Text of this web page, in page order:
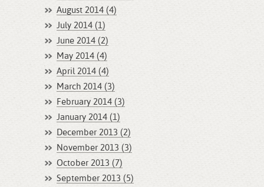
August 2014 (4)
July 2014 (1)
June 2014 (2)
May 2014 (4)
April 2014 (4)
March 2014 (3)
February 2014 (3)
January 2014 (1)
December 2013 (2)
November 2013 (3)
October 2013 (7)
September 2013 (5)